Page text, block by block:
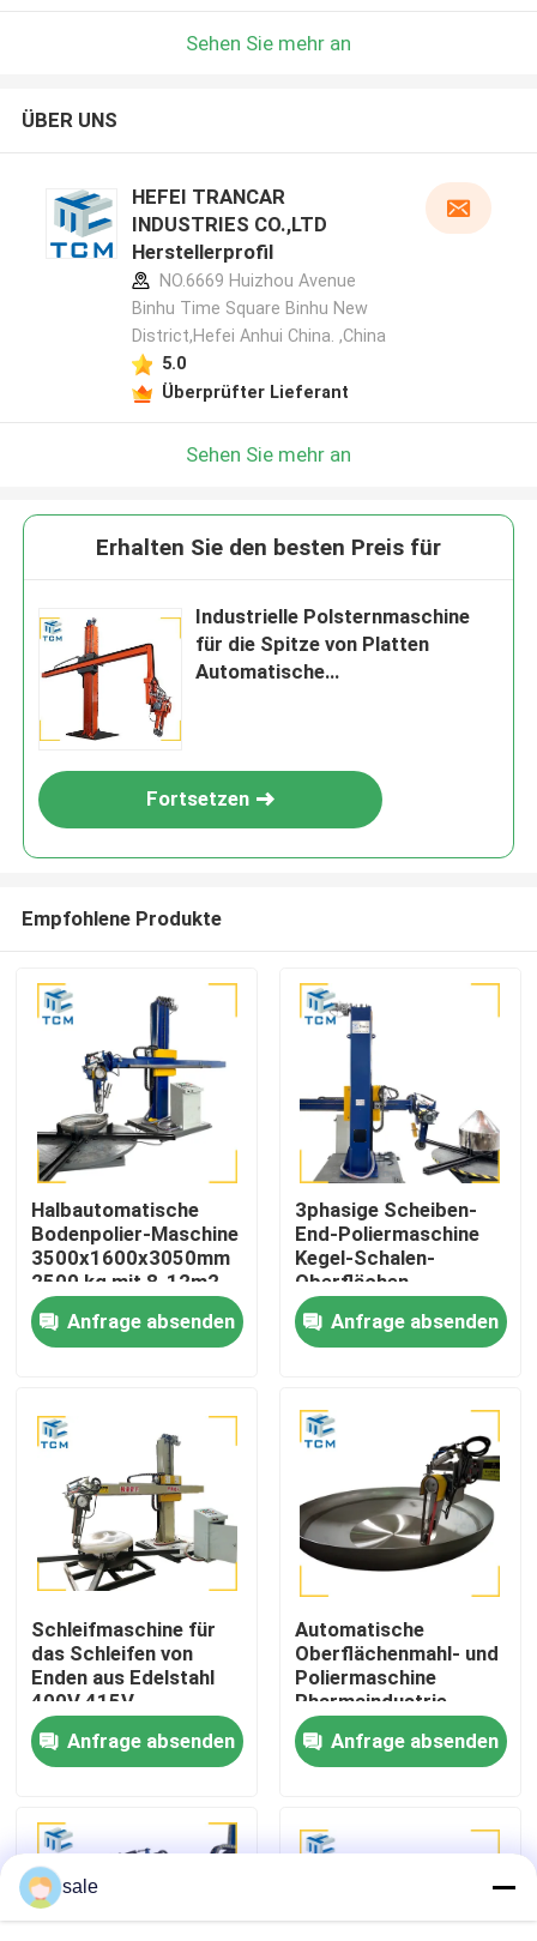
Zu Hause
Produkte
Werksbesichtigung
Qualitätskontrolle
Kontakt mit uns
Neuigkeiten
Bitte um ein Angebot
Tankpoliermaschine
Sehen Sie mehr an
ÜBER UNS
HEFEI TRANCAR
INDUSTRIES CO.,LTD
Herstellerprofil
NO.6669 Huizhou Avenue
Binhu Time Square Binhu New
District,Hefei Anhui China. ,China
5.0
Überprüfter Lieferant
Sehen Sie mehr an
Erhalten Sie den besten Preis für
Industrielle Polsternmaschine
für die Spitze von Platten
Automatische
Fortsetzen
Empfohlene Produkte
Halbautomatische
Bodenpolier-Maschine
3500x1600x3050mm
2500 kg mit 8-12m2
pro Stunde Effizienz
Anfrage absenden
3phasige Scheiben-
End-Poliermaschine
Kegel-Schalen-
Oberflächen-
Metallpoliermaschine
Anfrage absenden
Schleifmaschine für
das Schleifen von
Enden aus Edelstahl
400V 415V
12m2/Stunde
Oberflächensandung
Anfrage absenden
Automatische
Oberflächenmahl- und
Poliermaschine
Pharmaindustrie
Metallpolieren
Anfrage absenden
sale